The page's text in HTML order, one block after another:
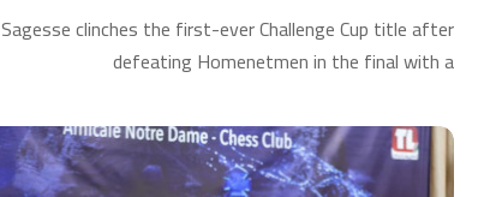
Sagesse clinches the first-ever Challenge Cup title after
defeating Homenetmen in the final with a